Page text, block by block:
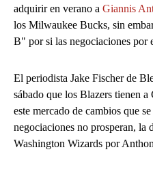
adquirir en verano a Giannis
los Milwaukee Bucks, sin
B" por si las negociaciones por
El periodista Jake Fischer de
sábado que los Blazers tienen
este mercado de cambios que
negociaciones no prosperan, la
Washington Wizards por